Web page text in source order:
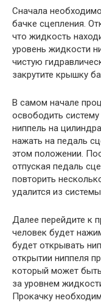
Сначала
бачке сцепления.
что жидкость
уровень жидкости
чистую
закрутите крышку
В самом начале
освободить
ниппель на
нажать на педаль
этом положении.
отпуская педаль
повторить
удалится из
Далее перейдите к
человек будет
будет открывать
открытии ниппеля
который может
за уровнем
Прокачку